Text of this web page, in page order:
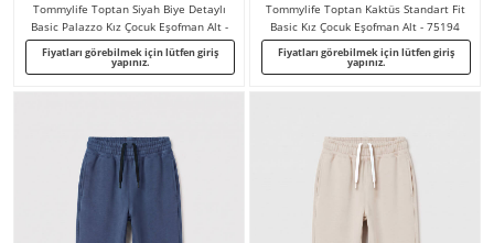
Tommylife Toptan Siyah Biye Detaylı
Basic Palazzo Kız Çocuk Eşofman Alt -
75195
Fiyatları görebilmek için lütfen giriş
yapınız.
Tommylife Toptan Kaktüs Standart Fit
Basic Kız Çocuk Eşofman Alt - 75194
Fiyatları görebilmek için lütfen giriş
yapınız.